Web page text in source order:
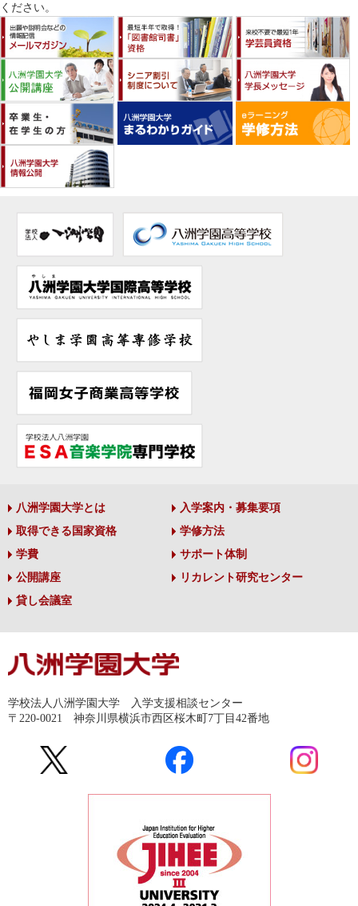
ください。
八洲学園大学とは
入学案内・募集要項
取得できる国家資格
学修方法
学費
サポート体制
公開講座
リカレント研究センター
貸し会議室
学校法人八洲学園大学 入学支援相談センター
〒220-0021 神奈川県横浜市西区桜木町7丁目42番地